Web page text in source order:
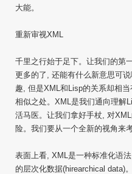
大能。
重新审视XML
千里之行始于足下。让我们的第
更多的了, 还能有什么新意思可
趣, 但是XML和Lisp的关系却相
相似之处。XML是我们通向理解
活马医。让我们拿好手杖, 对
险。我们要从一个全新的视角来
表面上看, XML是一种标准化语
的层次化数据(hirearchical data)